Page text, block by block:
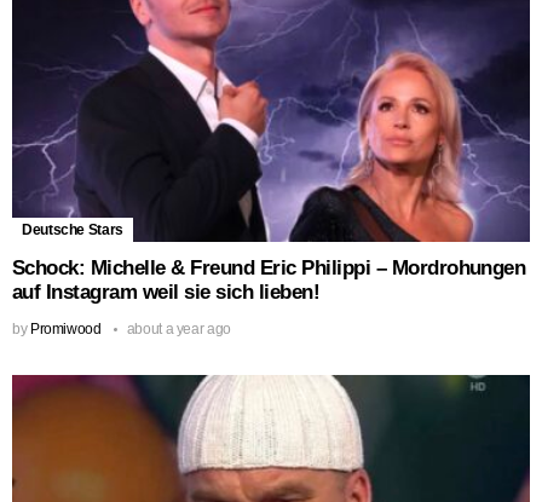
Deutsche Stars
Schock: Michelle & Freund Eric Philippi – Mordrohungen
auf Instagram weil sie sich lieben!
by Promiwood about a year ago